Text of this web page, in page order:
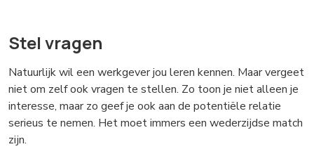
Stel vragen
Natuurlijk wil een werkgever jou leren kennen. Maar vergeet
niet om zelf ook vragen te stellen. Zo toon je niet alleen je
interesse, maar zo geef je ook aan de potentiële relatie
serieus te nemen. Het moet immers een wederzijdse match
zijn.